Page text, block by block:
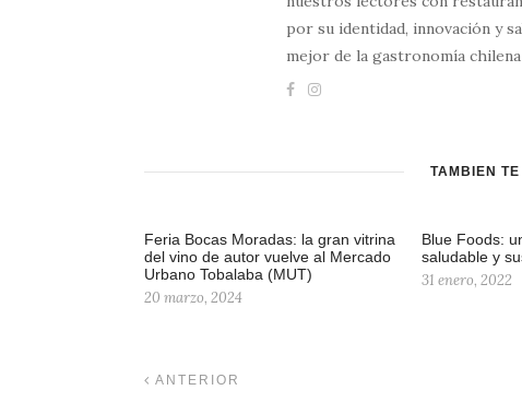
por su identidad, innovación y
mejor de la gastronomía
TAMBIÉN
Feria Bocas Moradas: la gran vitrina
del vino de autor vuelve al Mercado
Urbano Tobalaba (MUT)
20 marzo, 2024
Blue Foods:
saludable y
31 enero, 2022
ANTERIOR